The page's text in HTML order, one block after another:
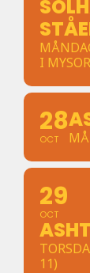
I
28
OCT
29
OCT
11)